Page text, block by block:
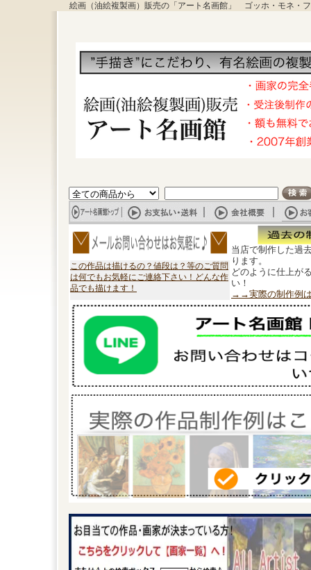
絵画（油絵複製画）販売の「アート名画館」 ゴッホ・モネ・
この作品は描けるの？値段は？等のご質問
は何でもお気軽にご連絡下さい！どんな作
品でも描けます！
当店で制作した過
ります。
どのように仕上が
い！
→→実際の制作例